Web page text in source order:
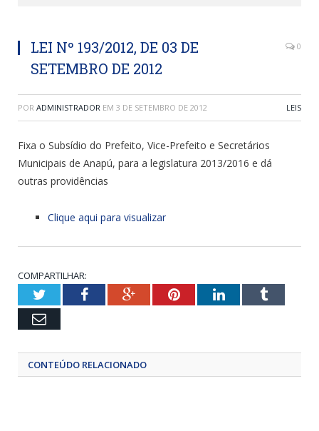
LEI Nº 193/2012, DE 03 DE
SETEMBRO DE 2012
0
POR ADMINISTRADOR EM 3 DE SETEMBRO DE 2012 LEIS
Fixa o Subsídio do Prefeito, Vice-Prefeito e Secretários
Municipais de Anapú, para a legislatura 2013/2016 e dá
outras providências
Clique aqui para visualizar
COMPARTILHAR:
TwitterFacebookGoogle+PinterestLinkedInTumblr
Email
CONTEÚDO RELACIONADO